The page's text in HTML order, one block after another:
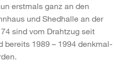
erstmals ganz an den
und Shedhalle an der
sind vom Drahtzug seit
bereits 1989 – 1994 denkmal-